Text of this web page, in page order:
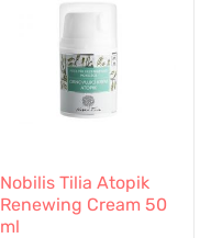
Nobilis Tilia Atopik
Renewing Cream 50
ml